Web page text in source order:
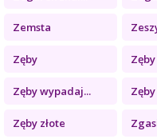
Zemsta
Zęby Zęby
Zęby wypadaj...
Zęby złote